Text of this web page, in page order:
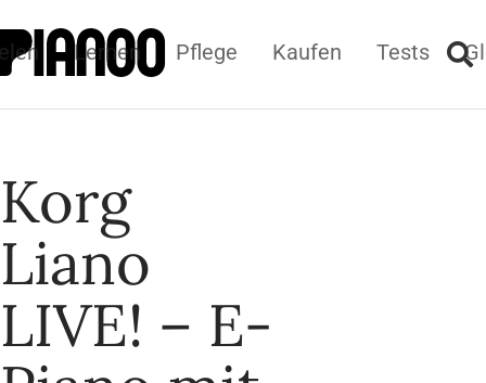
Lernen Pflege Kaufen Tests
Korg
Liano
LIVE! – E-